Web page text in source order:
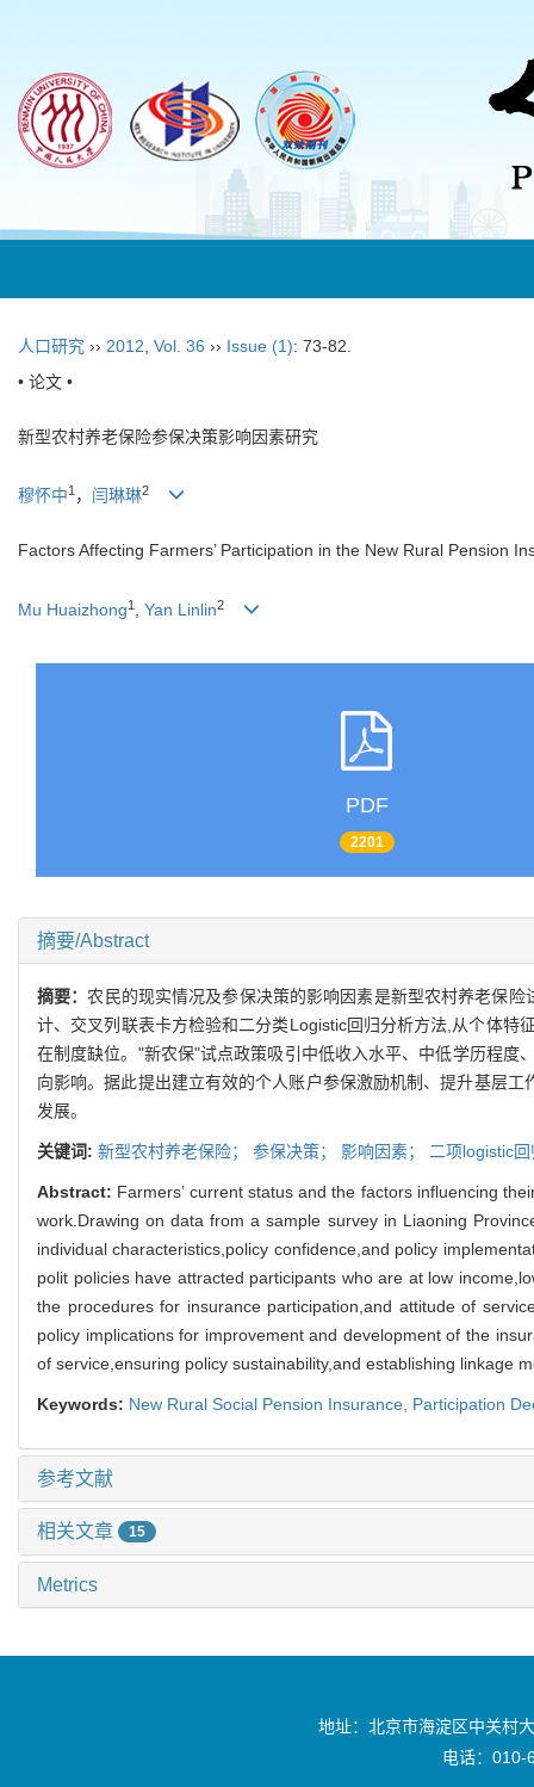
人口研究 ›› 2012 Vol. 36 ›› Issue (1): 73-82.
• 论文 •
新型农村养老保险参保决策影响因素研究
穆怀中1 ， 闫琳琳2
Factors Affecting Farmers’ Participation in the New Rural Pension
Mu Huaizhong1 Yan Linlin2
PDF
2201
摘要/Abstract
摘要：农民的现实情况及参保决策的影响因素是新型农村养老保
计、交叉列联表卡方检验和二分类Logistic回归分析方法,从个体特
在制度缺位。"新农保"试点政策吸引中低收入水平、中低学历程
向影响。据此提出建立有效的个人账户参保激励机制、提升基层
发展。
关键词: 新型农村养老保险； 参保决策； 影响因素； 二项logistic回
Abstract: Farmers’ current status and the factors influencing
work.Drawing on data from a sample survey in Liaoning
individual characteristics,policy confidence,and policy
polit policies have attracted participants who are at low
the procedures for insurance participation,and attitude of
policy implications for improvement and development of the
of service,ensuring policy sustainability,and establishing linkage
Keywords: New Rural Social Pension Insurance, Participation
参考文献
相关文章 15
Metrics
地址：北京市海淀区中关村
电话：